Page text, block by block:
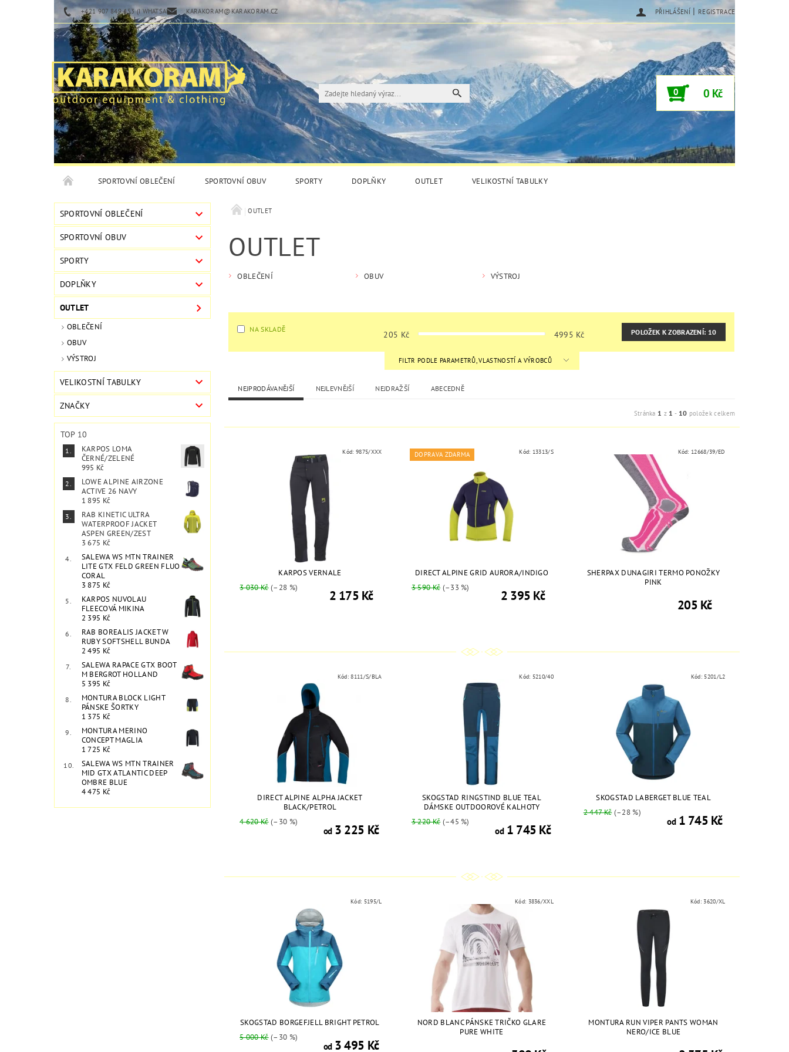
+421 907 849 453 (I WHATSAPP) KARAKORAM@KARAKORAM.CZ PŘIHLÁŠENÍ | REGISTRACE
0 0 Kč
SPORTOVNÍ OBLEČENÍ SPORTOVNÍ OBUV SPORTY DOPLŇKY OUTLET VELIKOSTNÍ TABULKY
SPORTOVNÍ OBLEČENÍ
SPORTOVNÍ OBUV
SPORTY
DOPLŇKY
OUTLET
OBLEČENÍ
OBUV
VÝSTROJ
VELIKOSTNÍ TABULKY
ZNAČKY
TOP 10
KARPOS LOMA
ČERNÉ/ZELENÉ
995 Kč
LOWE ALPINE AIRZONE
ACTIVE 26 NAVY
1 895 Kč
RAB KINETIC ULTRA
WATERPROOF JACKET
ASPEN GREEN/ZEST
3 675 Kč
SALEWA WS MTN TRAINER
LITE GTX FELD GREEN FLUO
CORAL
3 875 Kč
KARPOS NUVOLAU
FLEECOVÁ MIKINA
2 395 Kč
RAB BOREALIS JACKET W
RUBY SOFTSHELL BUNDA
2 495 Kč
SALEWA RAPACE GTX BOOT
M BERGROT HOLLAND
5 395 Kč
MONTURA BLOCK LIGHT
PÁNSKE ŠORTKY
1 375 Kč
MONTURA MERINO
CONCEPT MAGLIA
1 725 Kč
SALEWA WS MTN TRAINER
MID GTX ATLANTIC DEEP
OMBRE BLUE
4 475 Kč
OUTLET
OUTLET
OBLEČENÍ OBUV VÝSTROJ
NA SKLADĚ
205 Kč 4995 Kč POLOŽEK K ZOBRAZENÍ: 10
FILTR PODLE PARAMETRŮ, VLASTNOSTÍ A VÝROBCŮ
NEJPRODÁVANĚJŠÍ NEJLEVNĚJŠÍ NEJDRAŽŠÍ ABECEDNĚ
Stránka 1 z 1 - 10 položek celkem
Kód: 9875/XXX
KARPOS VERNALE
3 030 Kč(–28 %)
2 175 Kč
DOPRAVA ZDARMA Kód: 13313/S
DIRECT ALPINE GRID AURORA/INDIGO
3 590 Kč(–33 %)
2 395 Kč
Kód: 12668/39/ED
SHERPAX DUNAGIRI TERMO PONOŽKY
PINK
205 Kč
Kód:8111/S/BLA
DIRECT ALPINE ALPHA JACKET
BLACK/PETROL
4 620 Kč(–30 %)
od3 225 Kč
Kód: 5210/40
SKOGSTAD RINGSTIND BLUE TEAL
DÁMSKE OUTDOOROVÉ KALHOTY
3 220 Kč(–45 %)
od1 745 Kč
Kód: 5201/L2
SKOGSTAD LABERGET BLUE TEAL
2 447 Kč(–28 %)
od1 745 Kč
Kód: 5195/L
SKOGSTAD BORGEFJELL BRIGHT PETROL
5 000 Kč(–30 %)
od3 495 Kč
Kód: 3836/XXL
NORD BLANC PÁNSKE TRIČKO GLARE
PURE WHITE
Kód: 3620/XL
MONTURA RUN VIPER PANTS WOMAN
NERO/ICE BLUE